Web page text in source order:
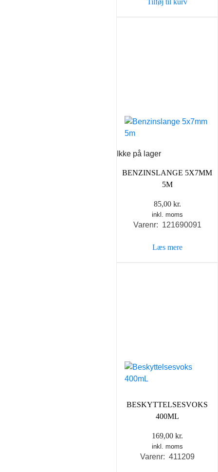
Tilføj til kurv
Ikke på lager
BENZINSLANGE 5X7MM
5M
85,00 kr.
inkl. moms
Varenr: 121690091
Læs mere
BESKYTTELSESVOKS
400ML
169,00 kr.
inkl. moms
Varenr: 411209